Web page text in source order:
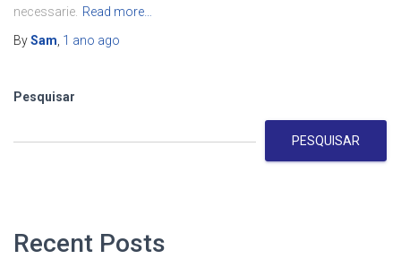
necessarie. Read more…
BySam 1 ano ago
Pesquisar
PESQUISAR
Recent Posts